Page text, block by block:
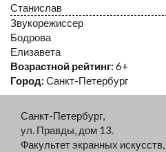
Станислав
Звукорежиссер
Бодрова
Елизавета
Возрастной рейтинг: 6+
Город: Санкт-Петербург
Санкт-Петербург,
ул. Правды, дом 13.
Факультет экранных